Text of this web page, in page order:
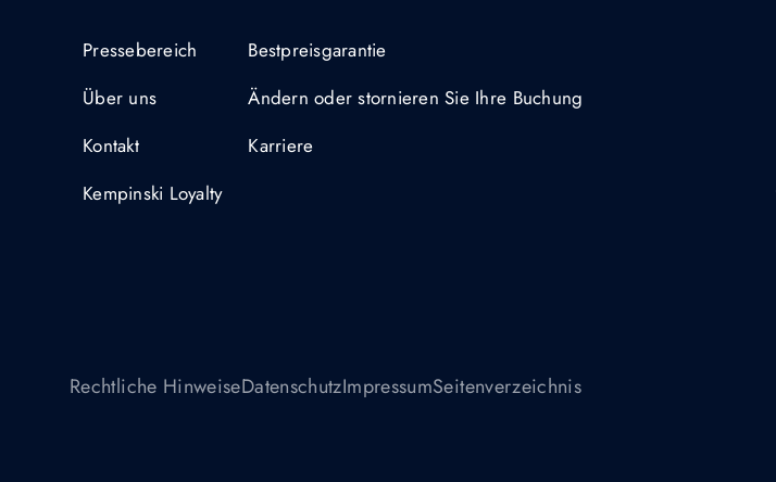
Pressebereich
Über uns
Kontakt
Kempinski Loyalty
Bestpreisgarantie
Ändern oder stornieren Sie Ihre Buchung
Karriere
Rechtliche HinweiseDatenschutzImpressumSeitenverzeichnis